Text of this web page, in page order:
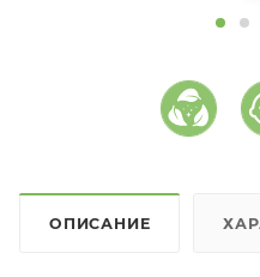
ОПИСАНИЕ